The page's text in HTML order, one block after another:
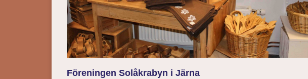
Föreningen Solåkrabyn i Järna